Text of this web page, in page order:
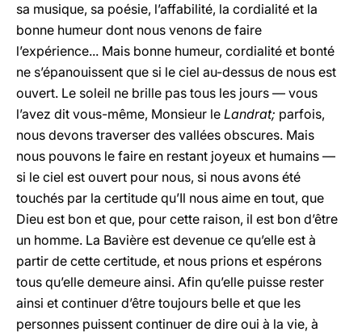
sa musique, sa poésie, l’affabilité, la cordialité et la
bonne humeur dont nous venons de faire
l’expérience... Mais bonne humeur, cordialité et bonté
ne s’épanouissent que si le ciel au-dessus de nous est
ouvert. Le soleil ne brille pas tous les jours — vous
l’avez dit vous-même, Monsieur le Landrat; parfois,
nous devons traverser des vallées obscures. Mais
nous pouvons le faire en restant joyeux et humains —
si le ciel est ouvert pour nous, si nous avons été
touchés par la certitude qu’Il nous aime en tout, que
Dieu est bon et que, pour cette raison, il est bon d’être
un homme. La Bavière est devenue ce qu’elle est à
partir de cette certitude, et nous prions et espérons
tous qu’elle demeure ainsi. Afin qu’elle puisse rester
ainsi et continuer d’être toujours belle et que les
personnes puissent continuer de dire oui à la vie, à